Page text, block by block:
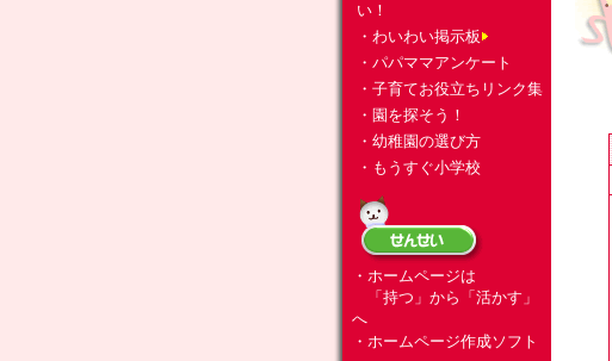
い！
・わいわい掲示板
・パパママアンケート
・子育てお役立ちリンク集
・園を探そう！
・幼稚園の選び方
・もうすぐ小学校
・ホームページは
「持つ」から「活かす」
へ
・ホームページ作成ソフト